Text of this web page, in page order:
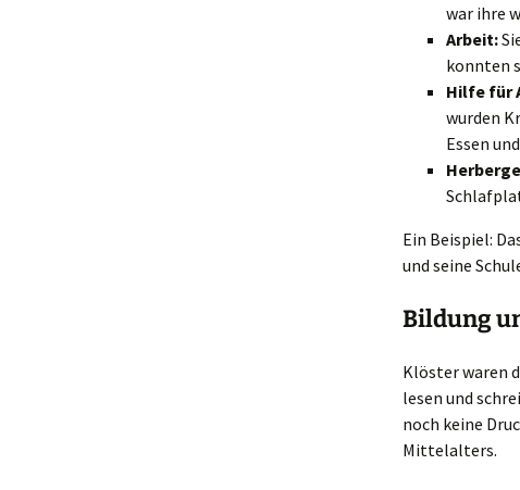
war ihre
Arbeit:
konnten
Hilfe für
wurden
Essen
Ein Beispiel:
und seine
Bildung
Klöster waren
lesen und
noch keine
Mittelalters.